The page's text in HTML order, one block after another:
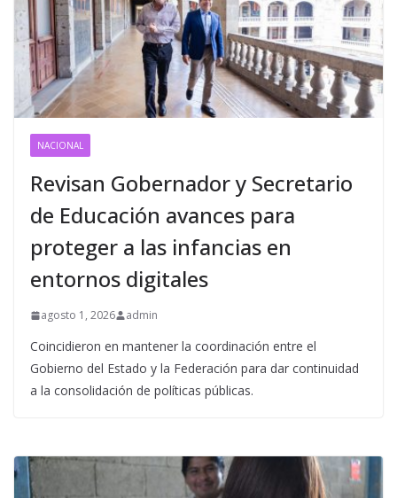
NACIONAL
Revisan Gobernador y Secretario
de Educación avances para
proteger a las infancias en
entornos digitales
agosto 1, 2026 admin
Coincidieron en mantener la coordinación entre el
Gobierno del Estado y la Federación para dar continuidad
a la consolidación de políticas públicas.